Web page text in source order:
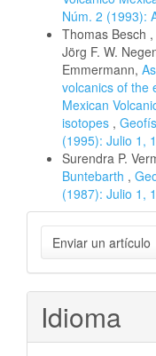
Núm. 2 (1993):
Thomas Besch
Jörg F. W.
Emmermann,
volcanics of the
Mexican
isotopes ,
(1995): Julio 1,
Surendra P.
Buntebarth ,
(1987): Julio 1,
Enviar
un
artículo
Enviar un artículo
Idioma